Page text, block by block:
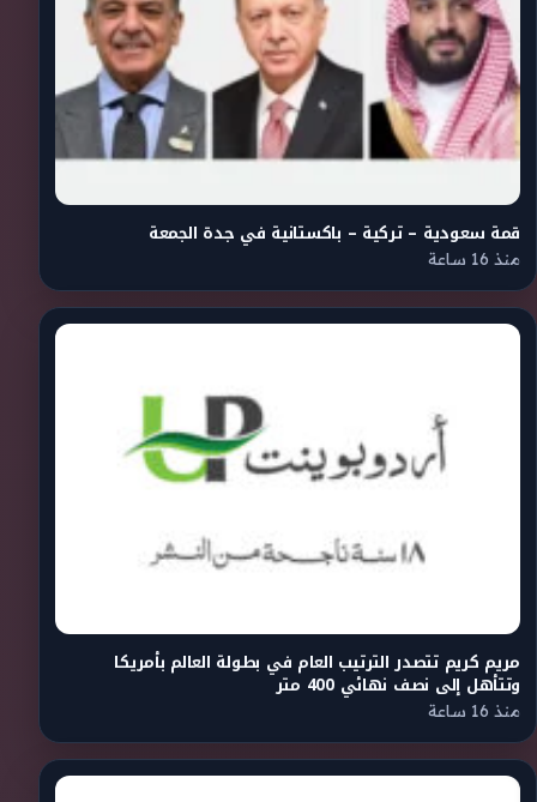
قمة سعودية – تركية – باكستانية في جدة الجمعة
منذ 16 ساعة
مريم كريم تتصدر الترتيب العام في بطولة العالم بأمريكا
وتتأهل إلى نصف نهائي 400 متر
منذ 16 ساعة